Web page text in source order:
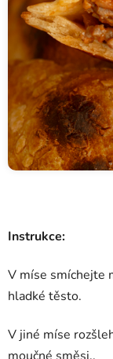
Instrukce:
V míse smíchejte
hladké těsto.
V jiné míse